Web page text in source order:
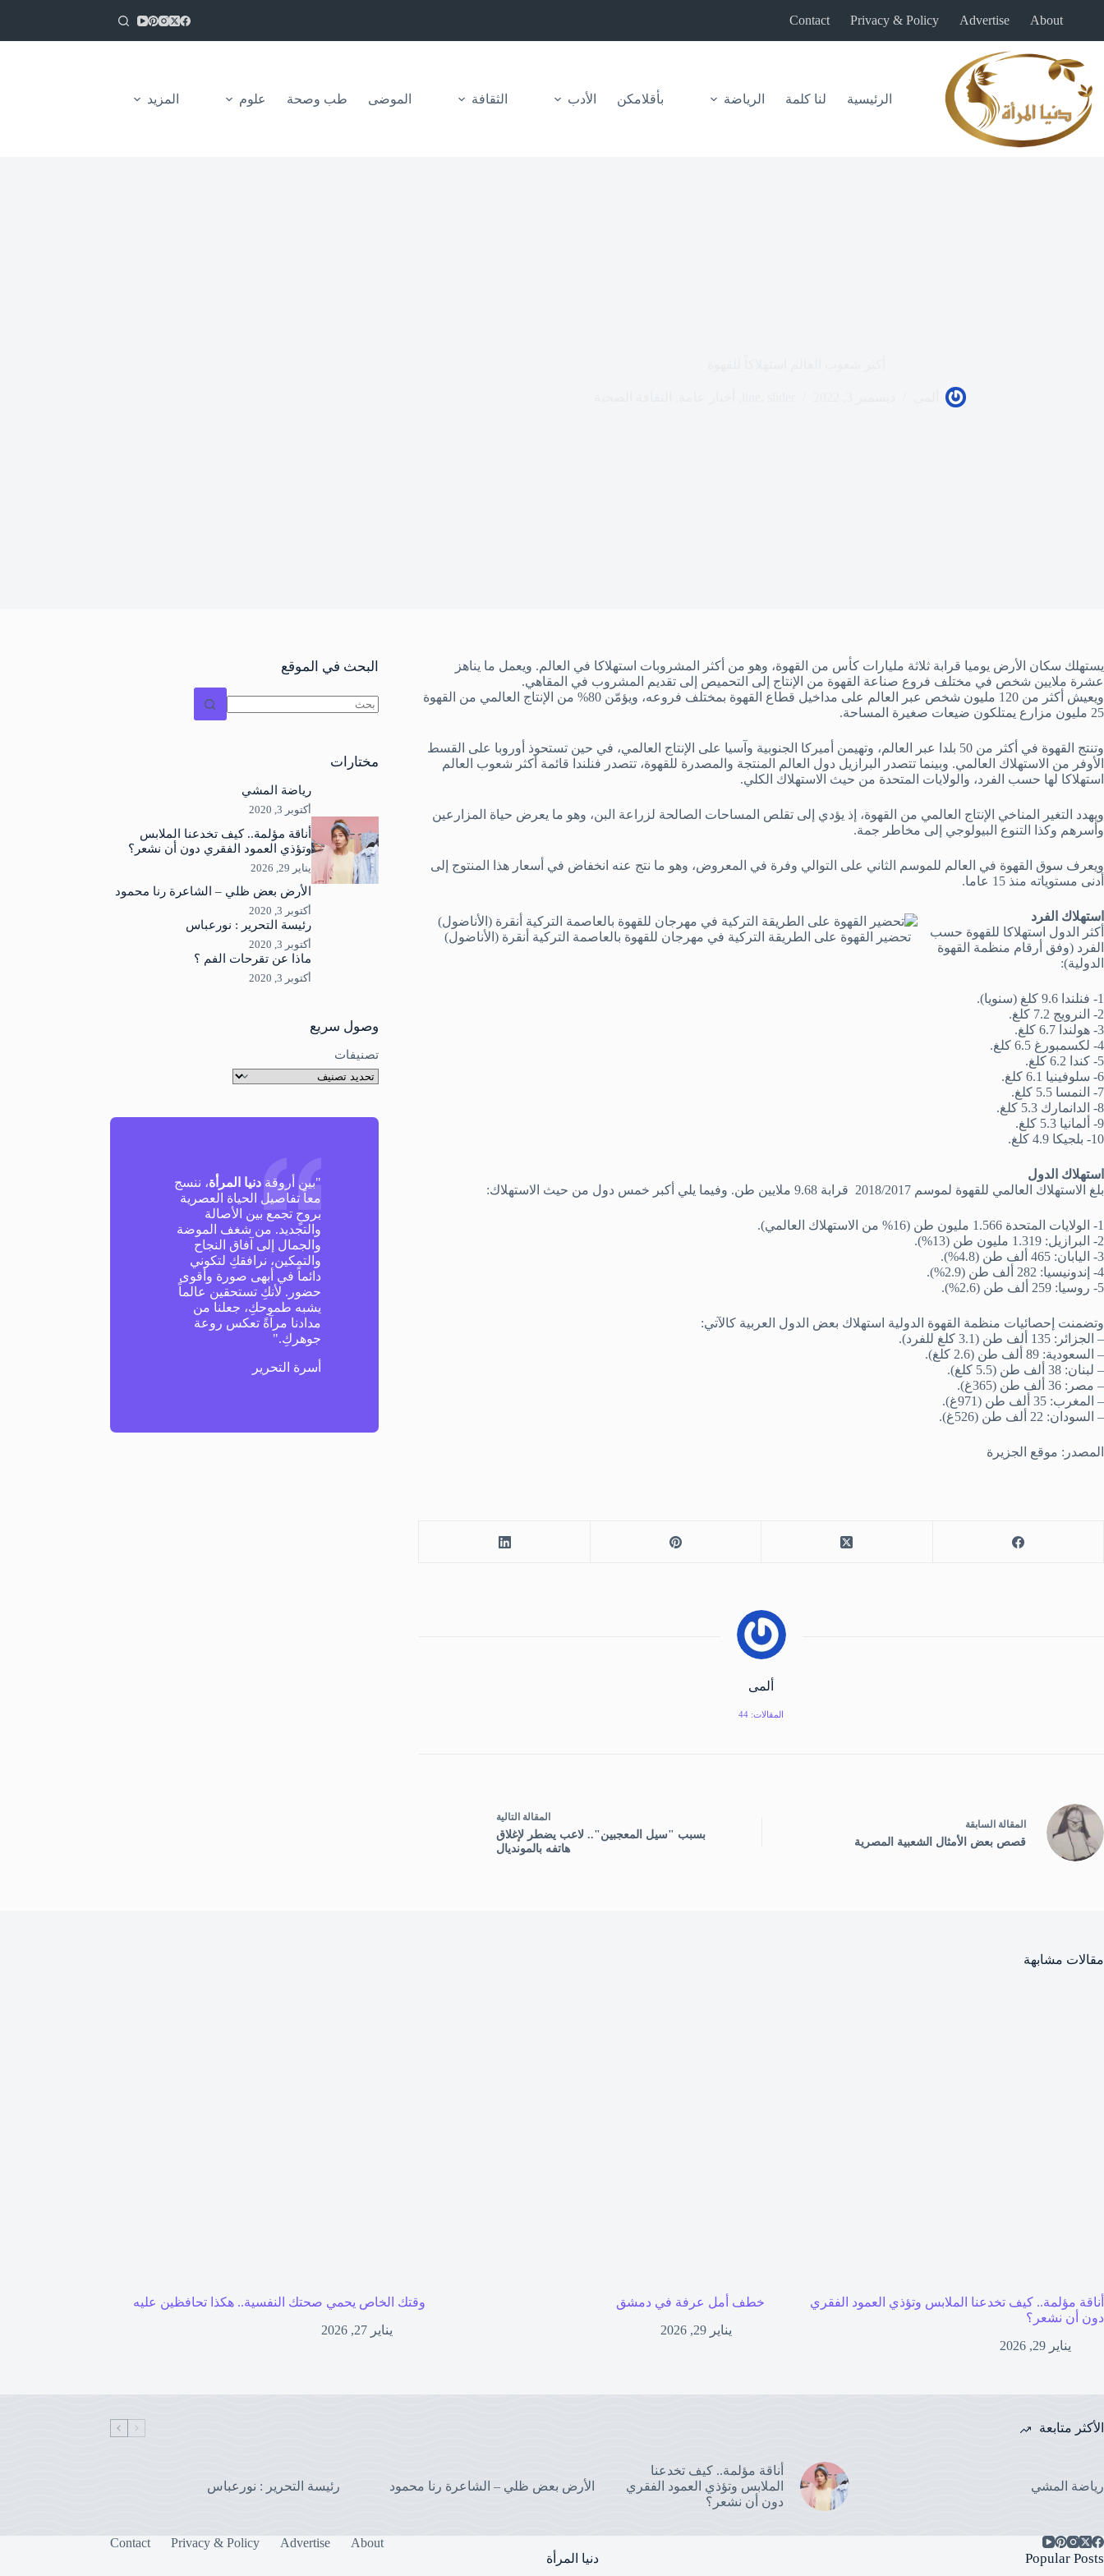
المحتوى
About
Advertise
Privacy & Policy
Contact
الرئيسية لنا كلمة الرياضة بأقلامكن الأدب الثقافة الموضى طب وصحة علوم المزيد
يستهلك سكان الأرض يوميا قرابة ثلاثة مليارات كأس من القهوة، وهو من أكثر المشروبات استهلاكا في العالم. ويعمل ما يناهز
عشرة ملايين شخص في مختلف فروع صناعة القهوة من الإنتاج إلى التحميص إلى تقديم المشروب في المقاهي.
ويعيش أكثر من 120 مليون شخص عبر العالم على مداخيل قطاع القهوة بمختلف فروعه، ويؤمّن 80% من الإنتاج العالمي من القهوة
25 مليون مزارع يمتلكون ضيعات صغيرة المساحة.
وتنتج القهوة في أكثر من 50 بلدا عبر العالم، وتهيمن أميركا الجنوبية وآسيا على الإنتاج العالمي، في حين تستحوذ أوروبا على القسط
الأوفر من الاستهلاك العالمي. وبينما تتصدر البرازيل دول العالم المنتجة والمصدرة للقهوة، تتصدر فنلندا قائمة أكثر شعوب العالم
استهلاكا لها حسب الفرد، والولايات المتحدة من حيث الاستهلاك الكلي.
ويهدد التغير المناخي الإنتاج العالمي من القهوة، إذ يؤدي إلى تقلص المساحات الصالحة لزراعة البن، وهو ما يعرض حياة المزارعين
وأسرهم وكذا التنوع البيولوجي إلى مخاطر جمة.
ويعرف سوق القهوة في العالم للموسم الثاني على التوالي وفرة في المعروض، وهو ما نتج عنه انخفاض في أسعار هذا المنتوج إلى
أدنى مستوياته منذ 15 عاما.
‪تحضير القهوة على الطريقة التركية في مهرجان للقهوة بالعاصمة التركية أنقرة‬ (الأناضول)
استهلاك الفرد
أكثر الدول استهلاكا للقهوة حسب
الفرد (وفق أرقام منظمة القهوة
الدولية):
1- فنلندا 9.6 كلغ (سنويا).
2- النرويج 7.2 كلغ.
3- هولندا 6.7 كلغ.
4- لكسمبورغ 6.5 كلغ.
5- كندا 6.2 كلغ.
6- سلوفينيا 6.1 كلغ.
7- النمسا 5.5 كلغ.
8- الدانمارك 5.3 كلغ.
9- ألمانيا 5.3 كلغ.
10- بلجيكا 4.9 كلغ.
استهلاك الدول
بلغ الاستهلاك العالمي للقهوة لموسم 2018/2017 قرابة 9.68 ملايين طن. وفيما يلي أكبر خمس دول من حيث الاستهلاك:
1- الولايات المتحدة 1.566 مليون طن (16% من الاستهلاك العالمي).
2- البرازيل: 1.319 مليون طن (13%).
3- اليابان: 465 ألف طن (4.8%).
4- إندونيسيا: 282 ألف طن (2.9%).
5- روسيا: 259 ألف طن (2.6%).
وتضمنت إحصائيات منظمة القهوة الدولية استهلاك بعض الدول العربية كالآتي:
– الجزائر: 135 ألف طن (3.1 كلغ للفرد).
– السعودية: 89 ألف طن (2.6 كلغ).
– لبنان: 38 ألف طن (5.5 كلغ).
– مصر: 36 ألف طن (365غ).
– المغرب: 35 ألف طن (971غ).
– السودان: 22 ألف طن (526غ).
المصدر: موقع الجزيرة
ألمى
المقالات: 44
المقالة السابقة
قصص بعض الأمثال الشعبية المصرية
المقالة التالية
بسبب "سيل المعجبين".. لاعب يضطر لإغلاق
هاتفه بالمونديال
البحث في الموقع
نتائج
مختارات
رياضة المشي
أكتوبر 3, 2020
أناقة مؤلمة.. كيف تخدعنا الملابس
وتؤذي العمود الفقري دون أن نشعر؟
يناير 29, 2026
الأرض بعض ظلي – الشاعرة رنا محمود
أكتوبر 3, 2020
رئيسة التحرير : نورعباس
أكتوبر 3, 2020
ماذا عن تقرحات الفم ؟
أكتوبر 3, 2020
وصول سريع
تصنيفات
"بين أروقةدنيا المرأة، ننسج
معاً تفاصيل الحياة العصرية
بروحٍ تجمع بين الأصالة
والتجديد. من شغف الموضة
والجمال إلى آفاق النجاح
والتمكين، نرافقكِ لتكوني
دائماً في أبهى صورة وأقوى
حضور. لأنكِ تستحقين عالماً
يشبه طموحكِ، جعلنا من
مدادنا مرآةً تعكس روعة
جوهركِ."
أسرة التحرير
مقالات مشابهة
أناقة مؤلمة.. كيف تخدعنا الملابس وتؤذي العمود الفقري
دون أن نشعر؟
يناير 29, 2026
خطف أمل عرفة في دمشق
يناير 29, 2026
وقتك الخاص يحمي صحتك النفسية.. هكذا تحافظين عليه
يناير 27, 2026
الأكثر متابعة
رياضة المشي
أناقة مؤلمة.. كيف تخدعنا
الملابس وتؤذي العمود الفقري
دون أن نشعر؟
الأرض بعض ظلي – الشاعرة رنا محمود رئيسة التحرير : نورعباس
About
Advertise
Privacy & Policy
Contact
Popular Posts دنيا المرأة